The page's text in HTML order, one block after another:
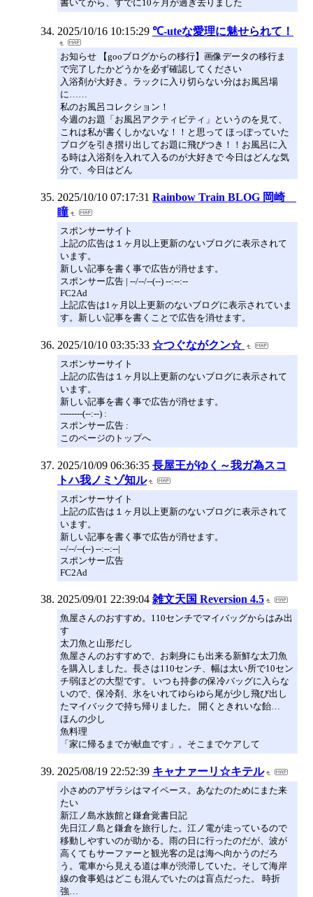
書いてから、すでに10ヶ月が過ぎ去りました
2025/10/16 10:15:29 ℃-uteな愛理に魅せられて！
お知らせ 【gooブログからの移行】画像データの移行ま
で完了したかどうかを必ず確認してください
入浴剤が大好き。ラックに入り切らない分はお風呂場
に……
私のお風呂コレクション！
今週のお題「お風呂アクティビティ」というのを見て、
これは私が書くしかないな！！と思って ほっぽっていた
ブログを引き摺り出してお題に飛びつき！！お風呂に入
る時は入浴剤を入れて入るのが大好きで 今日はどんな気
分で、今日はどん
2025/10/10 07:17:31 Rainbow Train BLOG 岡崎
瞳
スポンサーサイト
上記の広告は１ヶ月以上更新のないブログに表示されて
います。
新しい記事を書く事で広告が消せます。
スポンサー広告 | --/--/--(--) --:--:--
FC2Ad
上記広告は1ヶ月以上更新のないブログに表示されていま
す。新しい記事を書くことで広告を消せます。
2025/10/10 03:35:33 ☆つぐながクン☆
スポンサーサイト
上記の広告は１ヶ月以上更新のないブログに表示されて
います。
新しい記事を書く事で広告が消せます。
--------(--:--) :
スポンサー広告 :
このページのトップへ
2025/10/09 06:36:35 長屋王がゆく～我ガ為スコ
トハ我ノミゾ知ル
スポンサーサイト
上記の広告は１ヶ月以上更新のないブログに表示されて
います。
新しい記事を書く事で広告が消せます。
--/--/--(--) --:--:--|
スポンサー広告
FC2Ad
2025/09/01 22:39:04 雑文天国 Reversion 4.5
魚屋さんのおすすめ。110センチでマイバッグからはみ出
す
太刀魚と山形だし
魚屋さんのおすすめで、お刺身にも出来る新鮮な太刀魚
を購入しました。長さは110センチ、幅は太い所で10セン
チ弱ほどの大型です。 いつも持参の保冷バッグに入らな
いので、保冷剤、氷をいれてゆらゆら尾が少し飛び出し
たマイバックで持ち帰りました。 開くときれいな飴…
ほんの少し
魚料理
「家に帰るまでが献血です」。そこまでケアして
2025/08/19 22:52:39 キャナァーリ☆キテル
小さめのアザラシはマイペース。あなたのためにまた来
たい
新江ノ島水族館と鎌倉覚書日記
先日江ノ島と鎌倉を旅行した。江ノ電が走っているので
移動しやすいのが助かる。雨の日に行ったのだが、波が
高くてもサーファーと観光客の足は海へ向かうのだろ
う。電車から見える道は車が渋滞していた。そして海岸
線の食事処はどこも混んでいたのは盲点だった。 時折
強…